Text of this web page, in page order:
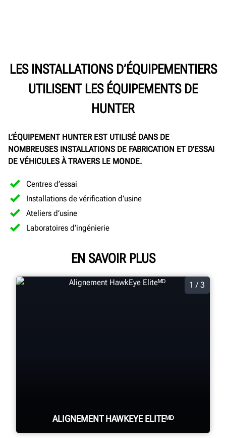
LES INSTALLATIONS D’ÉQUIPEMENTIERS
UTILISENT LES ÉQUIPEMENTS DE
HUNTER
L’ÉQUIPEMENT HUNTER EST UTILISÉ DANS DE
NOMBREUSES INSTALLATIONS DE FABRICATION ET D’ESSAI
DE VÉHICULES À TRAVERS LE MONDE.
Centres d’essai
Installations de vérification d’usine
Ateliers d’usine
Laboratoires d’ingénierie
EN SAVOIR PLUS
1 / 3
ALIGNEMENT HAWKEYE ELITEᴹᴰ